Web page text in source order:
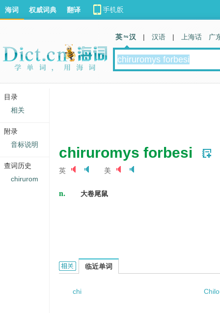
chiruromys forbesi
英 美
n. 大卷尾鼠
Chiruromys forbesi的相关资料：
临近单词
chi
海词 权威词典 翻译
英 汉 | 汉语 | 上海话 广
目录
相关
附录
音标说明
查词历史
chirurom